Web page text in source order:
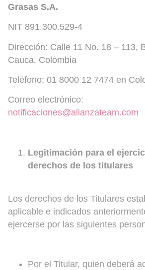
Grasas S.A.
NIT 891.300.529-4
Dirección: Calle 11 No. 18 – 113,
Cauca, Colombia
Teléfono: 01 8000 12 7474 en
Correo electrónico:
notificaciones@alianzateam.com
Legitimación para el
derechos de los titulares
Los derechos de los Titulares
aplicable e indicados
ejercerse por las siguientes
Por el Titular, quien deberá